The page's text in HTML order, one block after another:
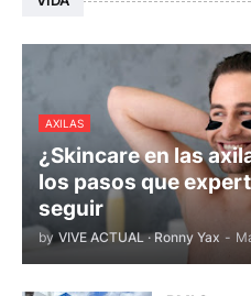
AXILAS
¿Skincare en las
los pasos que
seguir
by VIVE ACTUAL · Ronny Yax -